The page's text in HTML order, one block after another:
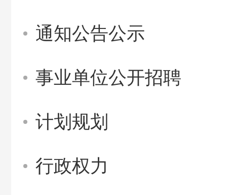
通知公告公示
事业单位公开招聘
计划规划
行政权力